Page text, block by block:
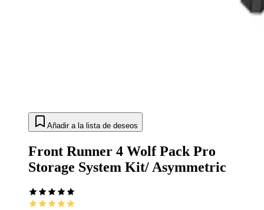
Añadir a la lista de deseos
Front Runner 4 Wolf Pack Pro
Storage System Kit/ Asymmetric